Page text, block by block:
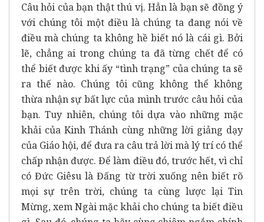
Câu hỏi của bạn thật thú vị. Hẳn là bạn sẽ đồng ý
với chúng tôi một điều là chúng ta đang nói về
điều mà chúng ta không hề biết nó là cái gì. Bởi
lẽ, chẳng ai trong chúng ta đã từng chết để có
thể biết được khi ấy “tình trạng” của chúng ta sẽ
ra thế nào. Chúng tôi cũng không thể không
thừa nhận sự bất lực của mình trước câu hỏi của
bạn. Tuy nhiên, chúng tôi dựa vào những mặc
khải của Kinh Thánh cùng những lời giảng dạy
của Giáo hội, để đưa ra câu trả lời mà lý trí có thể
chấp nhận được. Để làm điều đó, trước hết, vì chỉ
có Đức Giêsu là Đấng từ trời xuống nên biết rõ
mọi sự trên trời, chúng ta cùng lược lại Tin
Mừng, xem Ngài mặc khải cho chúng ta biết điều